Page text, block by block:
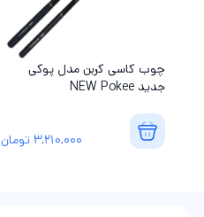
چوب کاسی کربن مدل پوکی
جدید NEW Pokee
3,210,000 تومان